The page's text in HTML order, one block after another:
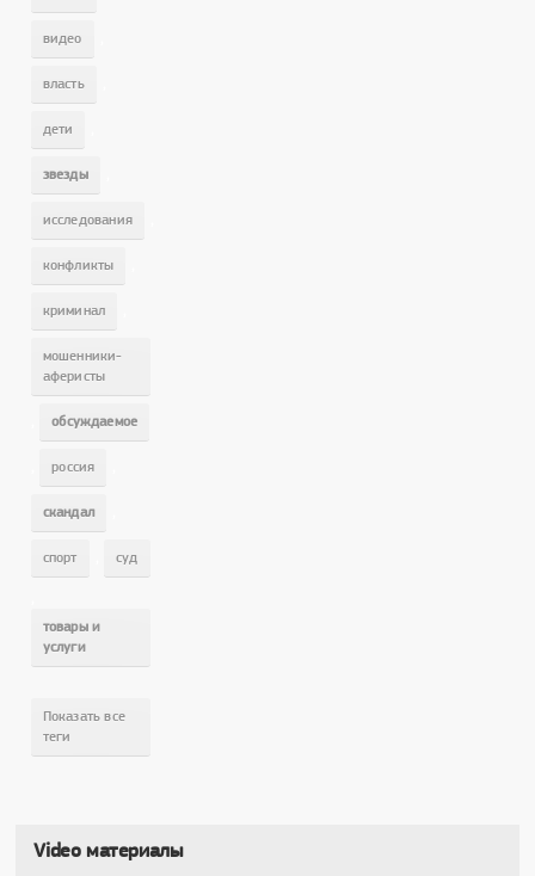
видео
власть
дети
звезды
исследования
конфликты
криминал
мошенники-
аферисты
обсуждаемое
россия
скандал
спорт суд
товары и
услуги
Показать все
теги
Video материалы